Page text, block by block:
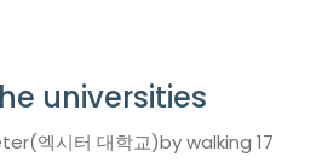
universities
엑시터 대학교)by walking 17